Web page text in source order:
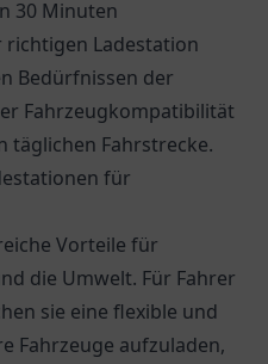
30 Minuten
richtigen Ladestation
Bedürfnissen der
Fahrzeugkompatibilität
täglichen Fahrstrecke.
für
Vorteile für
die Umwelt. Für Fahrer
sie eine flexible und
Fahrzeuge aufzuladen,